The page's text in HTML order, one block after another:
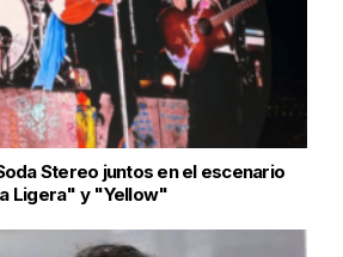
Stereo juntos en el escenario
Ligera" y "Yellow"